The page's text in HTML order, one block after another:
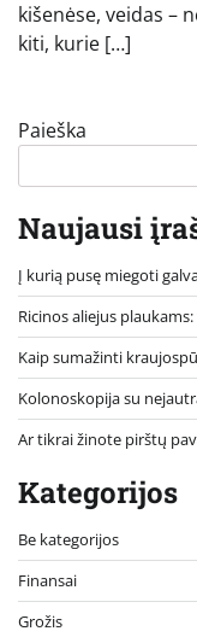
kišenėse, veidas –
kiti, kurie […]
Paieška
Naujausi
Į kurią pusę miegoti
Ricinos aliejus
Kaip sumažinti
Kolonoskopija su
Ar tikrai žinote pirštų
Kategorijos
Be kategorijos
Finansai
Grožis